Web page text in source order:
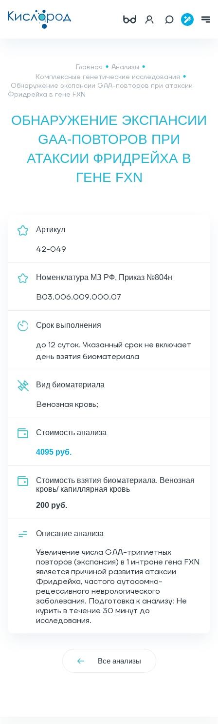
Главная
Анализы
Комплексные генетические исследования
Обнаружение экспансии GAA-повторов при атаксии
Фридрейха в гене FXN
ОБНАРУЖЕНИЕ ЭКСПАНСИИ
GAA-ПОВТОРОВ ПРИ
АТАКСИИ ФРИДРЕЙХА В
ГЕНЕ FXN
Артикул
42-049
Номенклатура МЗ РФ, Приказ №804н
B03.006.009.000.07
Срок выполнения
до 12 суток. Указанный срок не включает
день взятия биоматериала
Вид биоматериала
Венозная кровь;
Cтоимость анализа
4095 руб.
Стоимость взятия биоматериала. Венозная
кровь/ капиллярная кровь
200 руб.
Описание анализа
Увеличение числа GAA-триплетных
повторов (экспансия) в 1 интроне гена FXN
является причиной развития атаксии
Фридрейха, частого аутосомно-
рецессивного неврологического
заболевания. Подготовка к анализу: Не
курить в течение 30 минут до
исследования.
Все анализы